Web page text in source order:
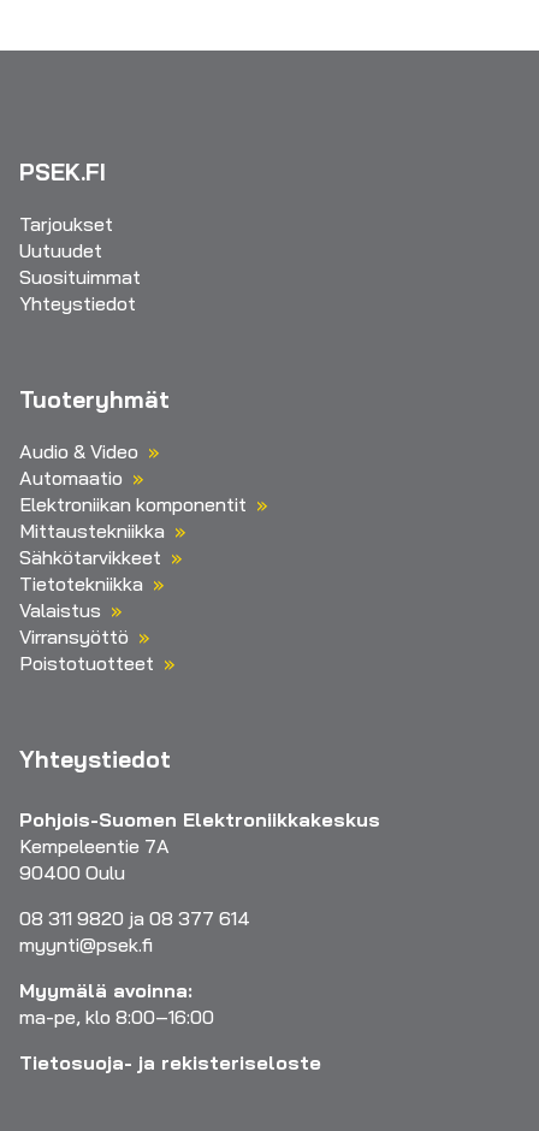
PSEK.FI
Tarjoukset
Uutuudet
Suosituimmat
Yhteystiedot
Tuoteryhmät
Audio & Video
Automaatio
Elektroniikan komponentit
Mittaustekniikka
Sähkötarvikkeet
Tietotekniikka
Valaistus
Virransyöttö
Poistotuotteet
Yhteystiedot
Pohjois-Suomen Elektroniikkakeskus
Kempeleentie 7A
90400 Oulu
08 311 9820 ja 08 377 614
myynti@psek.fi
Myymälä avoinna:
ma-pe, klo 8:00–16:00
Tietosuoja- ja rekisteriseloste